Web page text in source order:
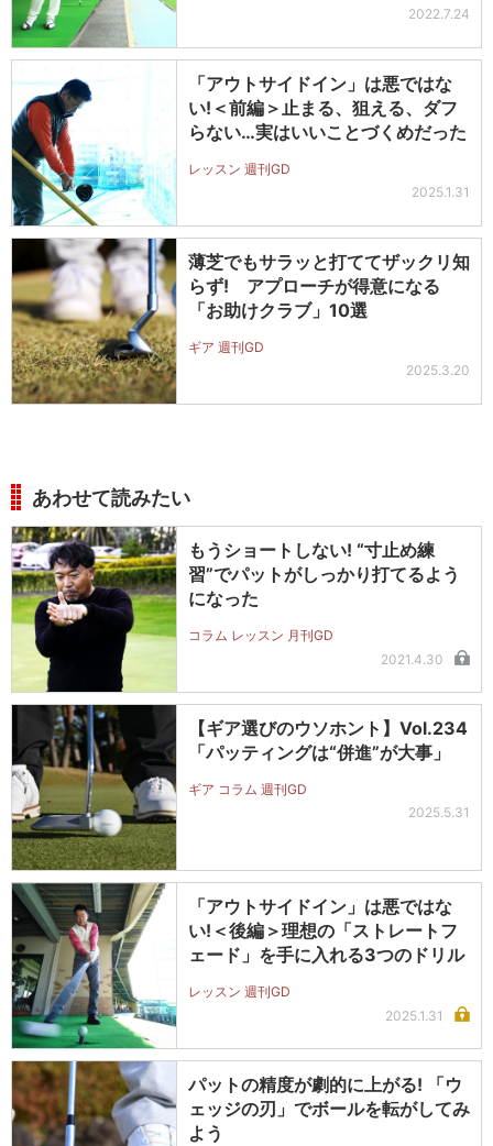
2022.7.24
「アウトサイドイン」は悪ではな
い!＜前編＞止まる、狙える、ダフ
らない…実はいいことづくめだった
レッスン 週刊GD
2025.1.31
薄芝でもサラッと打ててザックリ知
らず! アプローチが得意になる
「お助けクラブ」10選
ギア 週刊GD
2025.3.20
あわせて読みたい
もうショートしない! “寸止め練
習”でパットがしっかり打てるよう
になった
コラム レッスン 月刊GD
2021.4.30
【ギア選びのウソホント】Vol.234
「パッティングは“併進”が大事」
ギア コラム 週刊GD
2025.5.31
「アウトサイドイン」は悪ではな
い!＜後編＞理想の「ストレートフ
ェード」を手に入れる3つのドリル
レッスン 週刊GD
2025.1.31
パットの精度が劇的に上がる! 「ウ
ェッジの刃」でボールを転がしてみ
よう